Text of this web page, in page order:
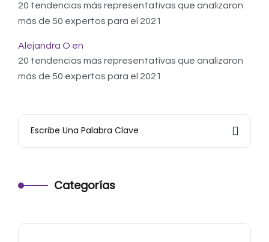
20 tendencias más representativas que analizaron
más de 50 expertos para el 2021
Alejandra O en
20 tendencias más representativas que analizaron
más de 50 expertos para el 2021
Categorías